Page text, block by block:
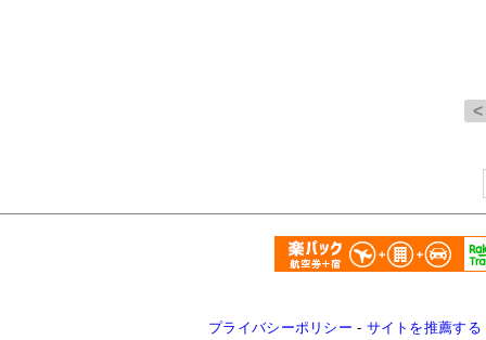
プライバシーポリシー - サイトを推薦する